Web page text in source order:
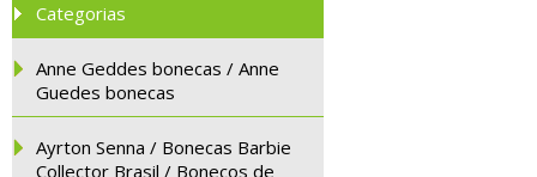
Categorias
Anne Geddes bonecas / Anne
Guedes bonecas
Ayrton Senna / Bonecas Barbie
Collector Brasil / Bonecos de